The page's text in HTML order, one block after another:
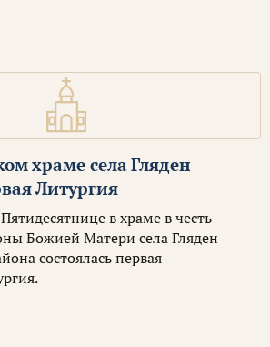
храме села Гляден
Литургия
в храме в честь
Божией Матери села Гляден
состоялась первая